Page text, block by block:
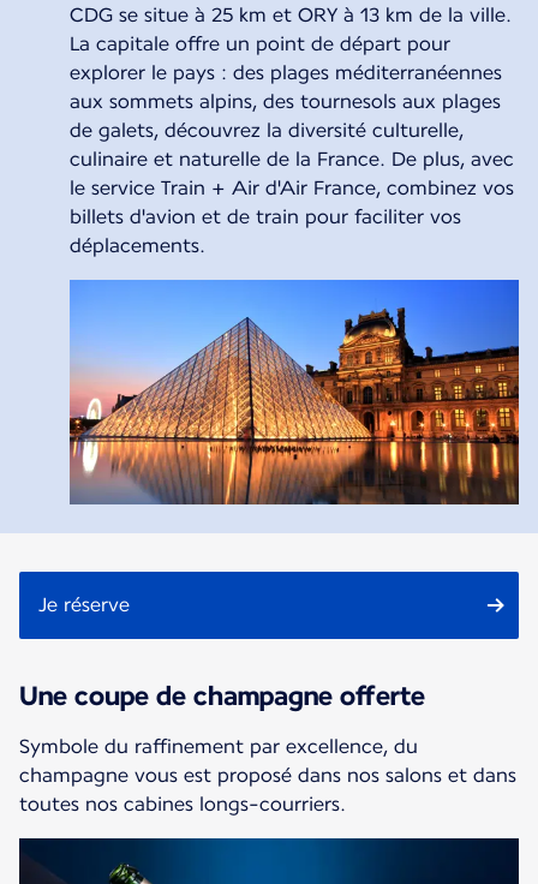
CDG se situe à 25 km et ORY à 13 km de la ville.
La capitale offre un point de départ pour
explorer le pays : des plages méditerranéennes
aux sommets alpins, des tournesols aux plages
de galets, découvrez la diversité culturelle,
culinaire et naturelle de la France. De plus, avec
le service Train + Air d'Air France, combinez vos
billets d'avion et de train pour faciliter vos
déplacements.
Je réserve
Une coupe de champagne offerte
Symbole du raffinement par excellence, du
champagne vous est proposé dans nos salons et dans
toutes nos cabines longs-courriers.